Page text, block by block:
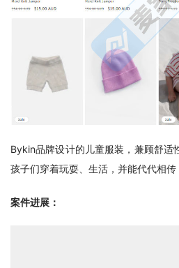
Bykin品牌设计的儿童服装，兼顾舒适
孩子们穿着玩耍、生活，并能代代相传
案件进展：